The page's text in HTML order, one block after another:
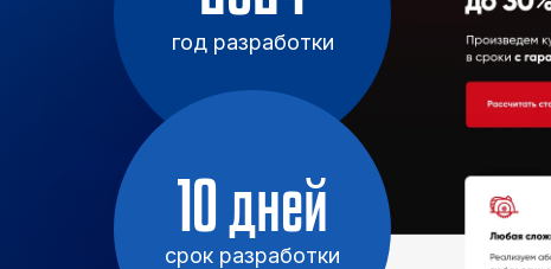
10 дней
год разработки
срок разработки